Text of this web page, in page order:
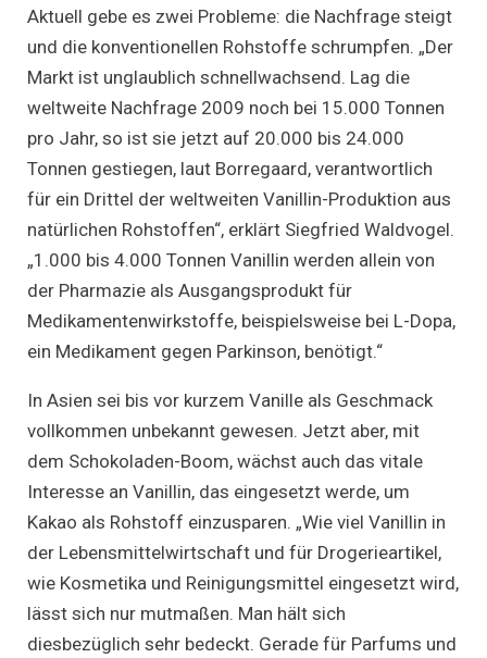
Aktuell gebe es zwei Probleme: die Nachfrage steigt
und die konventionellen Rohstoffe schrumpfen. „Der
Markt ist unglaublich schnellwachsend. Lag die
weltweite Nachfrage 2009 noch bei 15.000 Tonnen
pro Jahr, so ist sie jetzt auf 20.000 bis 24.000
Tonnen gestiegen, laut Borregaard, verantwortlich
für ein Drittel der weltweiten Vanillin-Produktion aus
natürlichen Rohstoffen“, erklärt Siegfried Waldvogel.
„1.000 bis 4.000 Tonnen Vanillin werden allein von
der Pharmazie als Ausgangsprodukt für
Medikamentenwirkstoffe, beispielsweise bei L-Dopa,
ein Medikament gegen Parkinson, benötigt.“
In Asien sei bis vor kurzem Vanille als Geschmack
vollkommen unbekannt gewesen. Jetzt aber, mit
dem Schokoladen-Boom, wächst auch das vitale
Interesse an Vanillin, das eingesetzt werde, um
Kakao als Rohstoff einzusparen. „Wie viel Vanillin in
der Lebensmittelwirtschaft und für Drogerieartikel,
wie Kosmetika und Reinigungsmittel eingesetzt wird,
lässt sich nur mutmaßen. Man hält sich
diesbezüglich sehr bedeckt. Gerade für Parfums und